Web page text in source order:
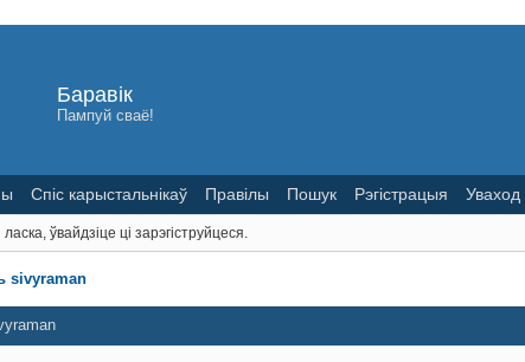
Баравік
Пампуй сваё!
Спіс карыстальнікаў Правілы Пошук Рэгістрацыя Уваход
ласка, ўвайдзіце ці зарэгіструйцеся.
sivyraman